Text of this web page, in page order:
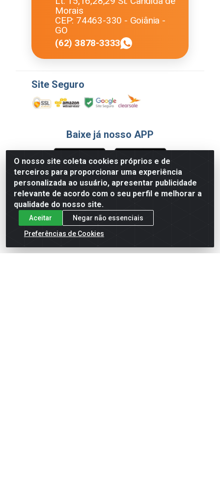
O nosso site coleta cookies próprios e de
terceiros para proporcionar uma experiência
personalizada ao usuário, apresentar publicidade
relevante de acordo com o seu perfil e melhorar a
qualidade do nosso site.
Aceitar
Negar não essenciais
Preferências de Cookies
Morais
CEP: 74463-330 - Goiânia -
GO
(62) 3878-3333
Site Seguro
Baixe já nosso APP
Formas de Pagamento